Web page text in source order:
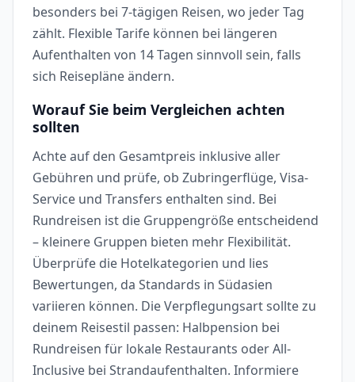
besonders bei 7-tägigen Reisen, wo jeder Tag
zählt. Flexible Tarife können bei längeren
Aufenthalten von 14 Tagen sinnvoll sein, falls
sich Reisepläne ändern.
Worauf Sie beim Vergleichen achten
sollten
Achte auf den Gesamtpreis inklusive aller
Gebühren und prüfe, ob Zubringerflüge, Visa-
Service und Transfers enthalten sind. Bei
Rundreisen ist die Gruppengröße entscheidend
– kleinere Gruppen bieten mehr Flexibilität.
Überprüfe die Hotelkategorien und lies
Bewertungen, da Standards in Südasien
variieren können. Die Verpflegungsart sollte zu
deinem Reisestil passen: Halbpension bei
Rundreisen für lokale Restaurants oder All-
Inclusive bei Strandaufenthalten. Informiere